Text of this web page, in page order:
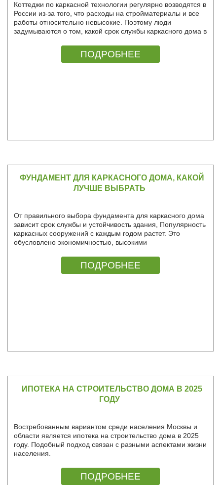
Коттеджи по каркасной технологии регулярно возводятся в
России из-за того, что расходы на стройматериалы и все
работы относительно невысокие. Поэтому люди
задумываются о том, какой срок службы каркасного дома в
ПОДРОБНЕЕ
ФУНДАМЕНТ ДЛЯ КАРКАСНОГО ДОМА, КАКОЙ
ЛУЧШЕ ВЫБРАТЬ
От правильного выбора фундамента для каркасного дома
зависит срок службы и устойчивость здания, Популярность
каркасных сооружений с каждым годом растет. Это
обусловлено экономичностью, высокими
ПОДРОБНЕЕ
ИПОТЕКА НА СТРОИТЕЛЬСТВО ДОМА В 2025
ГОДУ
Востребованным вариантом среди населения Москвы и
области является ипотека на строительство дома в 2025
году. Подобный подход связан с разными аспектами жизни
населения.
ПОДРОБНЕЕ